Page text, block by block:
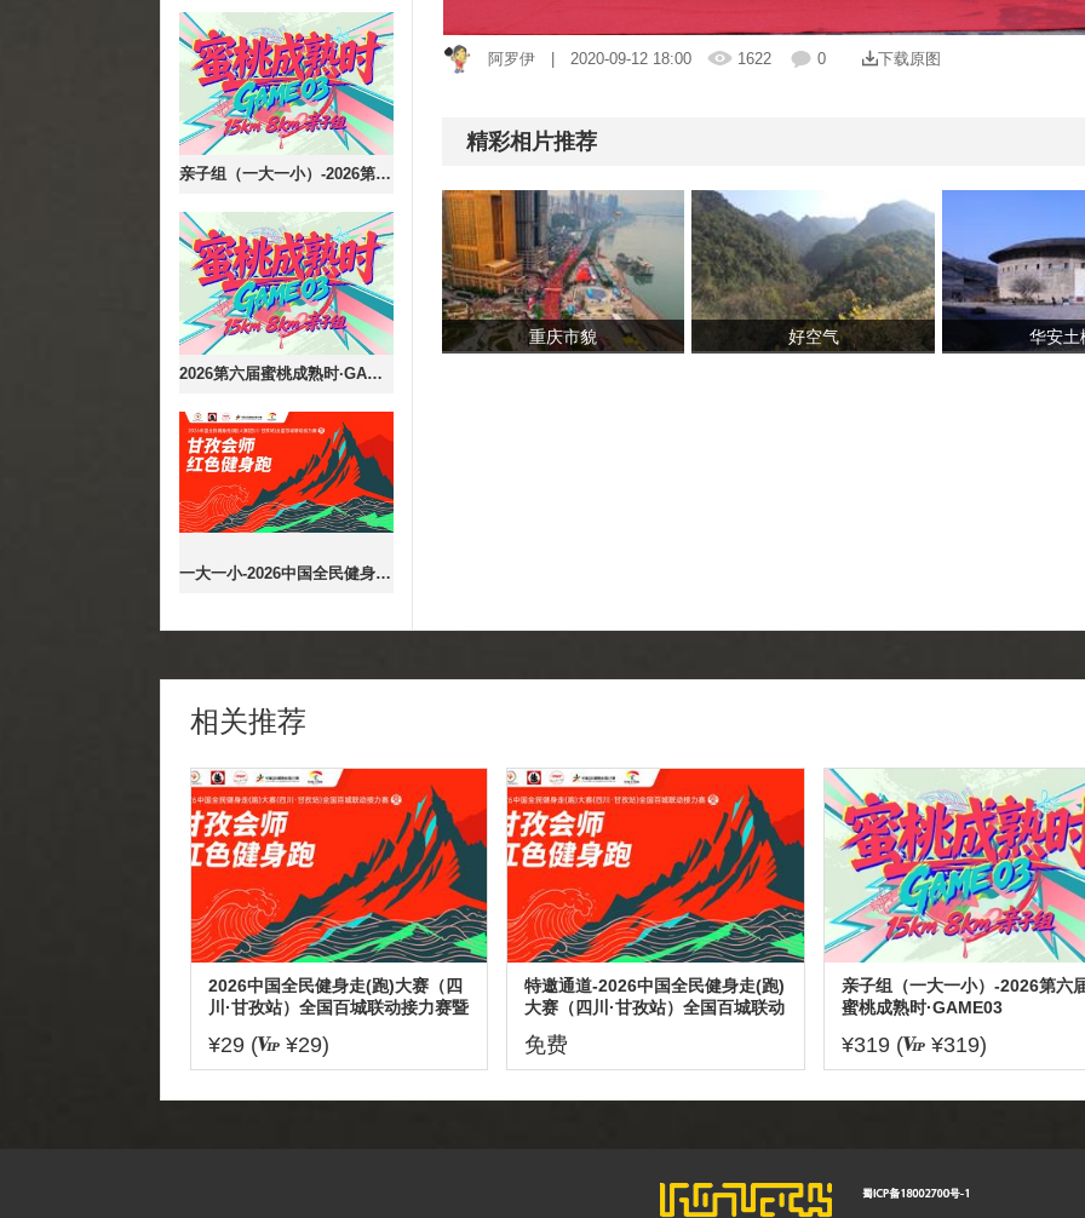
亲子组（一大一小）-2026第六届蜜桃成熟时·GAME03
2026第六届蜜桃成熟时·GAME03
一大一小-2026中国全民健身走(跑)大赛（四川·甘孜站）全国百城联动接力赛暨甘孜会师红色健身跑
阿罗伊 | 2020-09-12 18:00 1622 0 下载原图
精彩相片推荐
重庆市貌 好空气 华安土
相关推荐
2026中国全民健身走(跑)大赛（四
川·甘孜站）全国百城联动接力赛暨
¥29 ( ¥29)
特邀通道-2026中国全民健身走(跑)
大赛（四川·甘孜站）全国百城联动
免费
亲子组（一大一小）-2026第六
蜜桃成熟时·GAME03
¥319 ( ¥319)